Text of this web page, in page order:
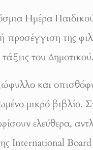
Ημέρα
προσέγγιση της
του Δημοτικού.
και
μικρό βιβλίο.
ελεύθερα,
International